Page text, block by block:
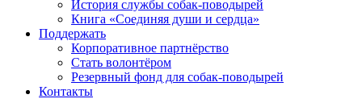
История службы собак-поводырей
Книга «Соединяя души и сердца»
Поддержать
Корпоративное партнёрство
Стать волонтёром
Резервный фонд для собак-поводырей
Контакты